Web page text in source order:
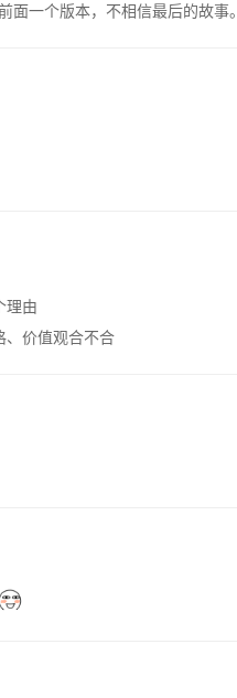
面一个版本，不相信最后的故事。
理由
、价值观合不合